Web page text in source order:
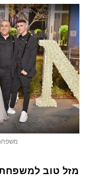
משפחת
מזל טוב